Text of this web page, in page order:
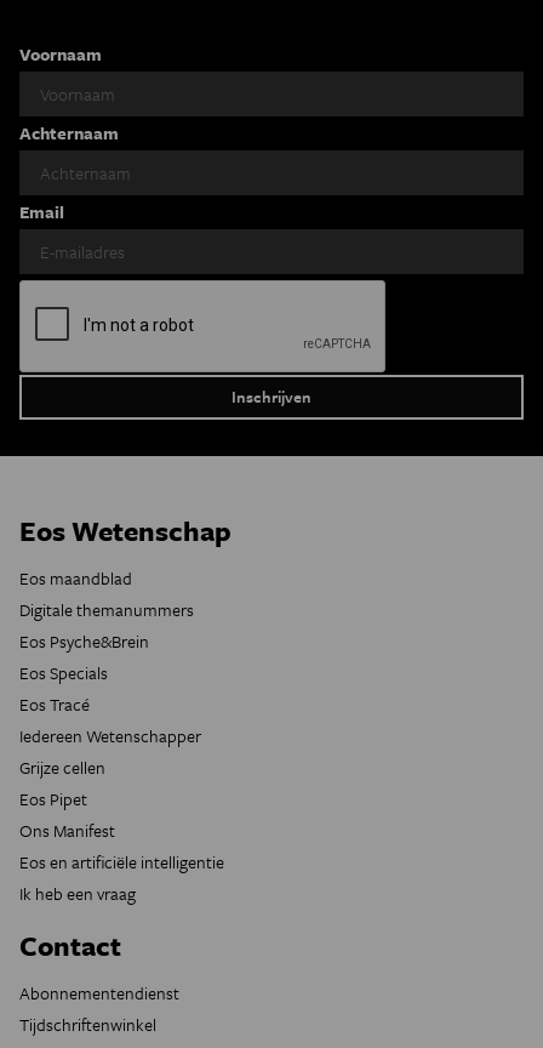
Voornaam
Achternaam
Email
Eos Wetenschap
Eos maandblad
Digitale themanummers
Eos Psyche&Brein
Eos Specials
Eos Tracé
Iedereen Wetenschapper
Grijze cellen
Eos Pipet
Ons Manifest
Eos en artificiële intelligentie
Ik heb een vraag
Contact
Abonnementendienst
Tijdschriftenwinkel